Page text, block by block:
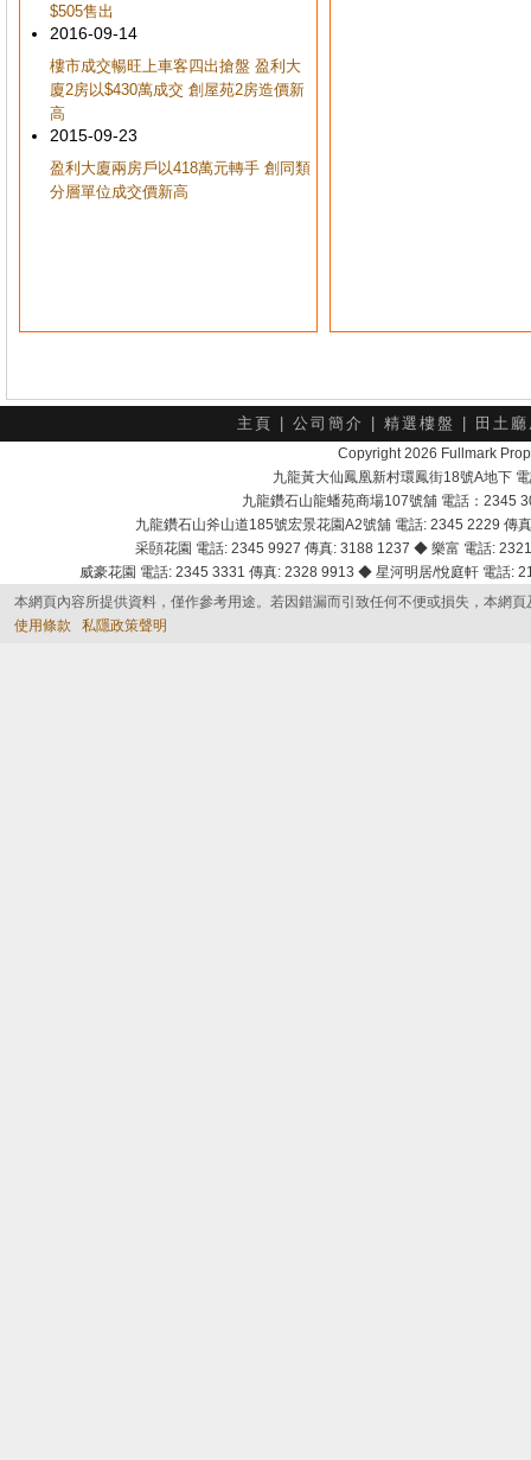
$505售出
2016-09-14
樓市成交暢旺上車客四出搶盤 盈利大
廈2房以$430萬成交 創屋苑2房造價新
高
2015-09-23
盈利大廈兩房戶以418萬元轉手 創同類
分層單位成交價新高
主頁 公司簡介 精選樓盤 田土
Copyright 2026 Fullmark
九龍黃大仙鳳凰新村環鳳街18號A地下
九龍鑽石山龍蟠苑商場107號舖 電話：2345
九龍鑽石山斧山道185號宏景花園A2號舖 電話: 2345 2229
采頣花園 電話: 2345 9927 傳真: 3188 1237 ◆ 樂富 電話:
威豪花園 電話: 2345 3331 傳真: 2328 9913 ◆ 星河明居/悅庭軒 電話
本網頁內容所提供資料，僅作參考用途。若因錯漏而引致任何不便或損失，本網
使用條款
私隱政策聲明